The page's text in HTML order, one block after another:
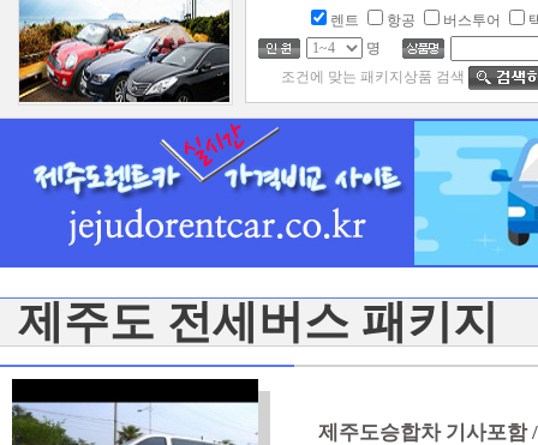
렌트
항공 버스투어
명
조건에 맞는 패키지상품 검색
제주도 전세버스 패키지
제주도승합차 기사포함